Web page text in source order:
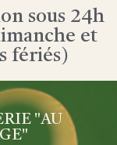
sous 24h
et
fériés)
"AU